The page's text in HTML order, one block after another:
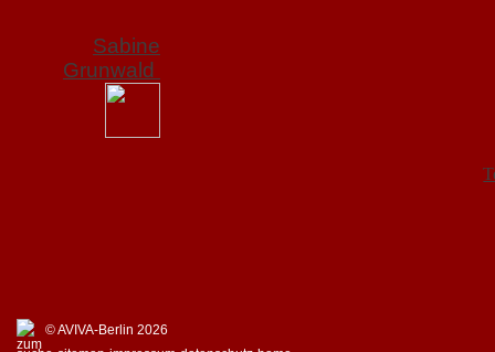
Sabine
Grunwald
© AVIVA-Berlin 2026